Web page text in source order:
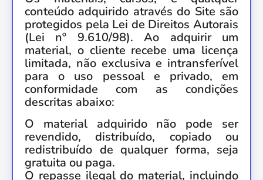
conteúdo adquirido através do Site são
protegidos pela Lei de Direitos Autorais
(Lei nº 9.610/98). Ao adquirir um
material, o cliente recebe uma licença
limitada, não exclusiva e intransferível
para o uso pessoal e privado, em
conformidade com as condições
descritas abaixo:
O material adquirido não pode ser
revendido, distribuído, copiado ou
redistribuído de qualquer forma, seja
gratuita ou paga.
O repasse ilegal do material, incluindo